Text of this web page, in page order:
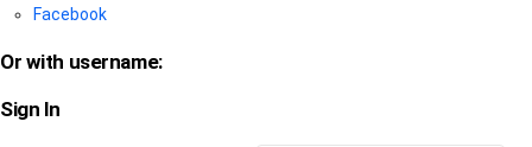
Facebook
Or with username:
Sign In